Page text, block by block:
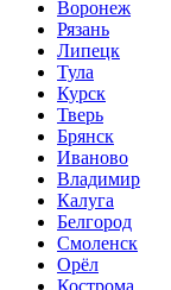
Воронеж
Рязань
Липецк
Тула
Курск
Тверь
Брянск
Иваново
Владимир
Калуга
Белгород
Смоленск
Орёл
Кострома